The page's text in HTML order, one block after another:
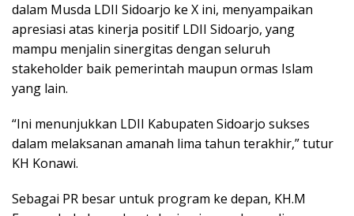
dalam Musda LDII Sidoarjo ke X ini, menyampaikan
apresiasi atas kinerja positif LDII Sidoarjo, yang
mampu menjalin sinergitas dengan seluruh
stakeholder baik pemerintah maupun ormas Islam
yang lain.
“Ini menunjukkan LDII Kabupaten Sidoarjo sukses
dalam melaksanan amanah lima tahun terakhir,” tutur
KH Konawi.
Sebagai PR besar untuk program ke depan, KH.M